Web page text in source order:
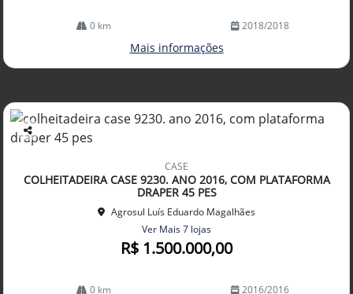
0 km 2018/2018
Mais informações
Co
arti
lhe
CASE
COLHEITADEIRA CASE 9230. ANO 2016, COM PLATAFORMA
DRAPER 45 PES
Agrosul Luís Eduardo Magalhães
Ver Mais 7 lojas
R$ 1.500.000,00
0 km 2016/2016